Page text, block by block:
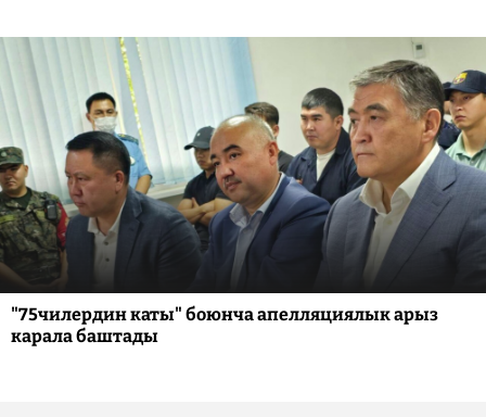
"75чилердин каты" боюнча апелляциялык арыз
карала баштады